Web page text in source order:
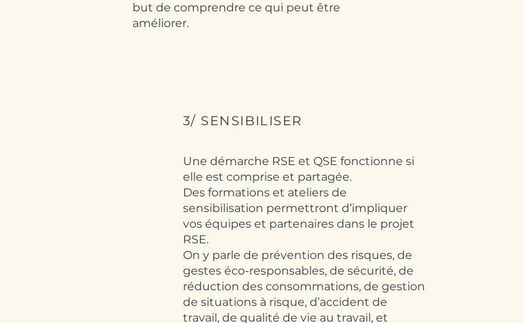
but de comprendre ce qui peut être
améliorer.
3/ SENSIBILISER
Une démarche RSE et QSE fonctionne si
elle est comprise et partagée.
Des formations et ateliers de
sensibilisation permettront d’impliquer
vos équipes et partenaires dans le projet
RSE.
On y parle de prévention des risques, de
gestes éco-responsables, de sécurité, de
réduction des consommations, de gestion
de situations à risque, d’accident de
travail, de qualité de vie au travail, et